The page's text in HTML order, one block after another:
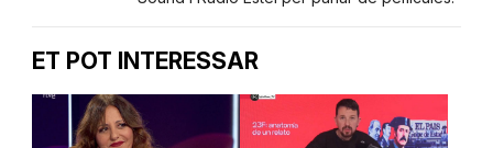
ET POT INTERESSAR